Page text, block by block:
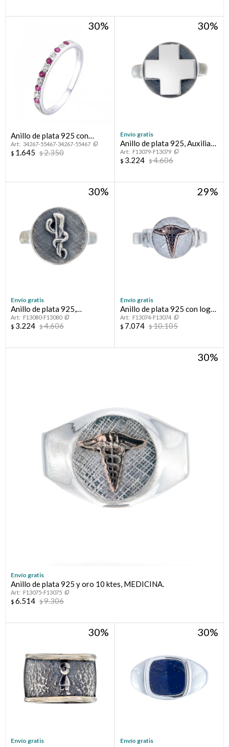
30
Anillo de plata 925 con
circonias, MEDIO SIN FIN.
34267-55467-34267-55467
$ 1.645 $2.350
30
Envío gratis
Anillo de plata 925, Auxiliar
de Enfermería.
F13079-F13079
$ 3.224 $4.606
30
Envío gratis
Anillo de plata 925,
MEDICO.
F13080-F13080
$ 3.224 $4.606
29
Envío gratis
Anillo de plata 925 con logo
en oro 10 ktes, MEDICINA.
F13074-F13074
$ 7.074 $10.105
30
Envío gratis
Anillo de plata 925 y oro 10 ktes, MEDICINA.
F13075-F13075
$ 6.514 $9.306
30
Envío gratis
30
Envío gratis